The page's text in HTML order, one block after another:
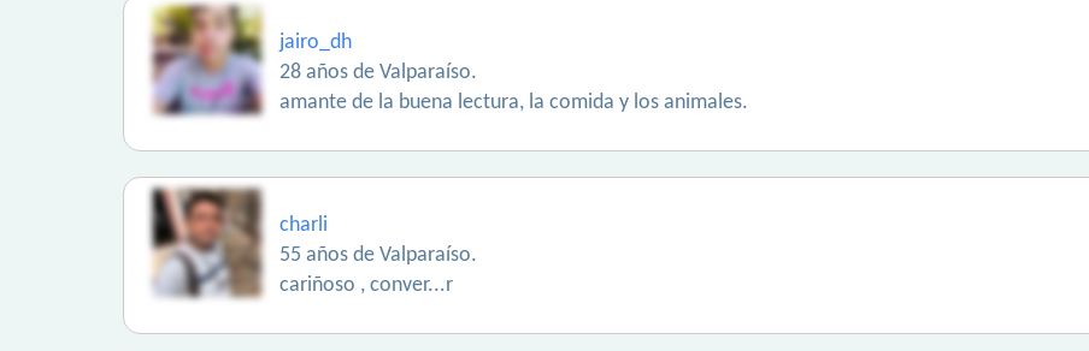
jairo_dh
28 años de Valparaíso.
amante de la buena lectura, la comida y los animales.
charli
55 años de Valparaíso.
cariñoso , conver...r